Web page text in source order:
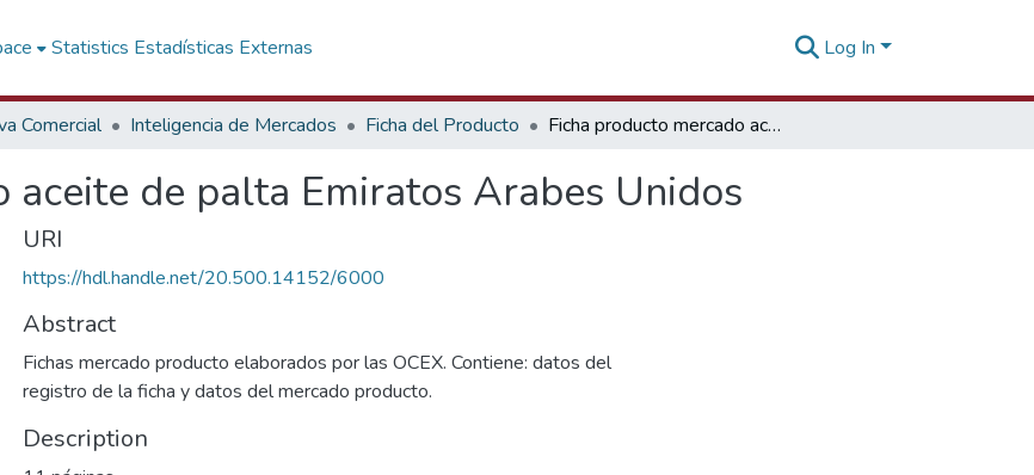
Statistics Estadísticas Externas Log In
Comercial Inteligencia de Mercados Ficha del Producto Ficha producto mercado aceite de palta Emiratos Arabes Unidos
aceite de palta Emiratos Arabes Unidos
URI
https://hdl.handle.net/20.500.14152/6000
Abstract
Fichas mercado producto elaborados por las OCEX. Contiene: datos del
registro de la ficha y datos del mercado producto.
Description